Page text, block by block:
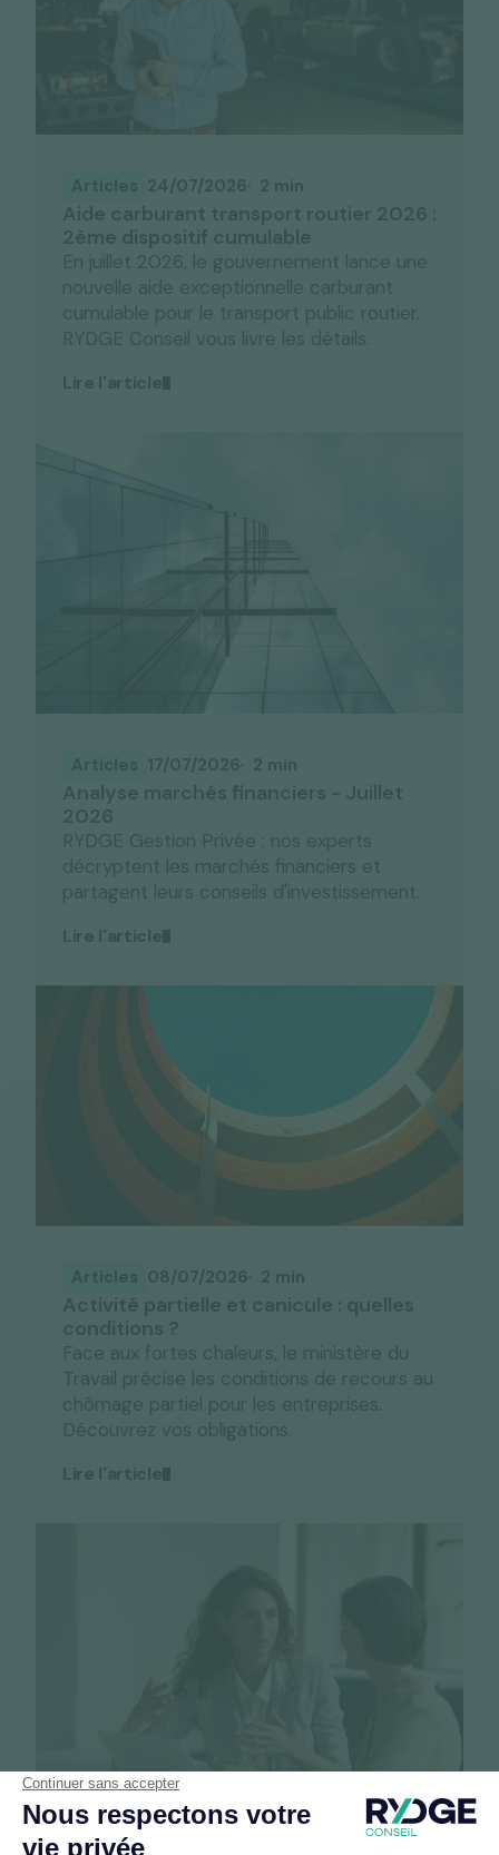
Articles 24/07/2026 2 min
Aide carburant transport routier 2026 :
2ème dispositif cumulable
En juillet 2026, le gouvernement lance une
nouvelle aide exceptionnelle carburant
cumulable pour le transport public routier.
RYDGE Conseil vous livre les détails.
Lire l'article
Articles 17/07/2026 2 min
Analyse marchés financiers - Juillet
2026
RYDGE Gestion Privée : nos experts
décryptent les marchés financiers et
partagent leurs conseils d'investissement.
Lire l'article
Articles 08/07/2026 2 min
Activité partielle et canicule : quelles
conditions ?
Face aux fortes chaleurs, le ministère du
Travail précise les conditions de recours au
chômage partiel pour les entreprises.
Découvrez vos obligations.
Lire l'article